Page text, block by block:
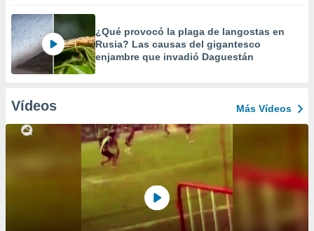
¿Qué provocó la plaga de langostas en
Rusia? Las causas del gigantesco
enjambre que invadió Daguestán
Vídeos Más Vídeos